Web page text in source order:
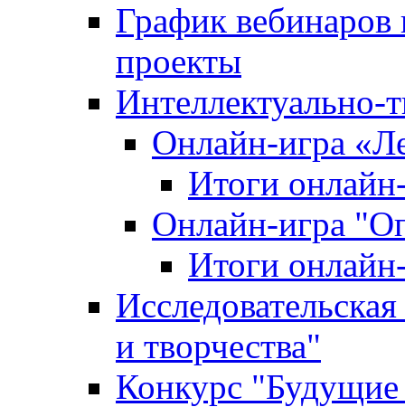
График
проекты
Интеллектуально-
Онлайн-игра
Итоги
Онлайн-игра
Итоги
и творчества"
Конкурс